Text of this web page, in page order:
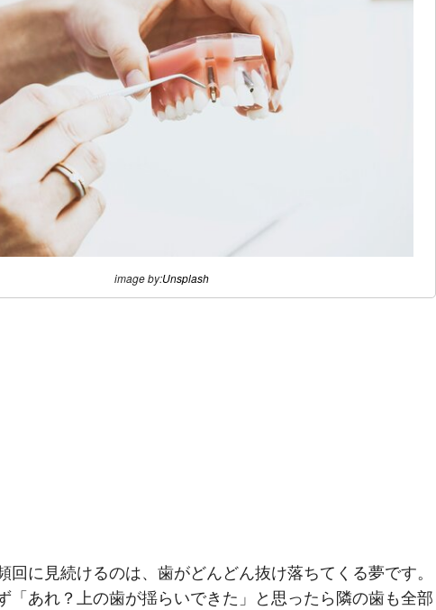
image by:Unsplash
回に見続けるのは、歯がどんどん抜け落ちてくる夢です。
「あれ？上の歯が揺らいできた」と思ったら隣の歯も全部